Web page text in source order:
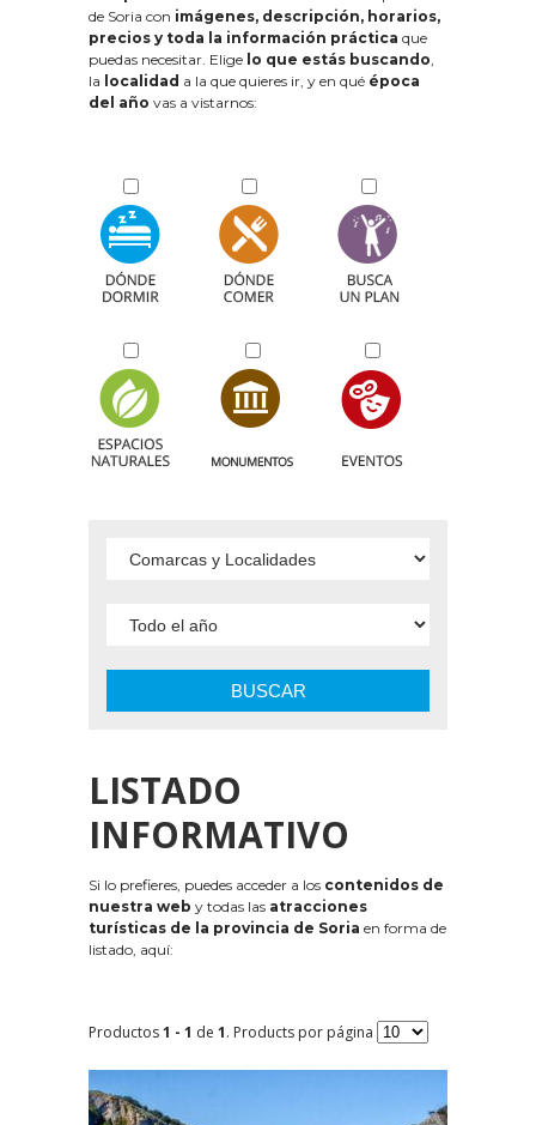
de Soria con imágenes, descripción, horarios,
precios y toda la información práctica que
puedas necesitar. Elige lo que estás buscando,
la localidad a la que quieres ir, y en qué época
del año vas a vistarnos:
BUSCAR
LISTADO
INFORMATIVO
Si lo prefieres, puedes acceder a los contenidos de
nuestra web y todas las atracciones
turísticas de la provincia de Soria en forma de
listado, aquí:
Productos1 - 1 de 1. Products por página